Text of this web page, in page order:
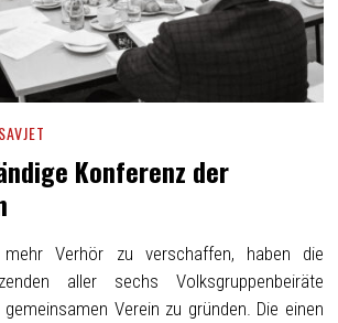
SAVJET
Konferenz der
mehr Verhör zu verschaffen, haben die
aller sechs Volksgruppenbeiräte
Verein zu gründen. Die einen